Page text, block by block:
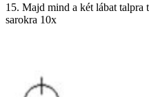
15. Majd mind a két lábat talpra
sarokra 10x